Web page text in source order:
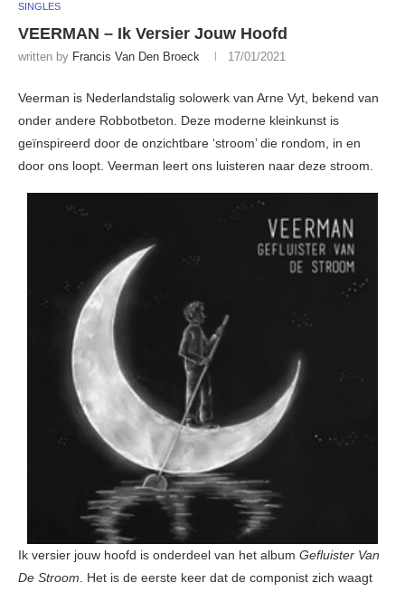
SINGLES
VEERMAN – Ik Versier Jouw Hoofd
written by Francis Van Den Broeck 17/01/2021
Veerman is Nederlandstalig solowerk van Arne Vyt, bekend van
onder andere Robbotbeton. Deze moderne kleinkunst is
geïnspireerd door de onzichtbare ‘stroom’ die rondom, in en
door ons loopt. Veerman leert ons luisteren naar deze stroom.
Ik versier jouw hoofd is onderdeel van het album Gefluister Van
De Stroom. Het is de eerste keer dat de componist zich waagt